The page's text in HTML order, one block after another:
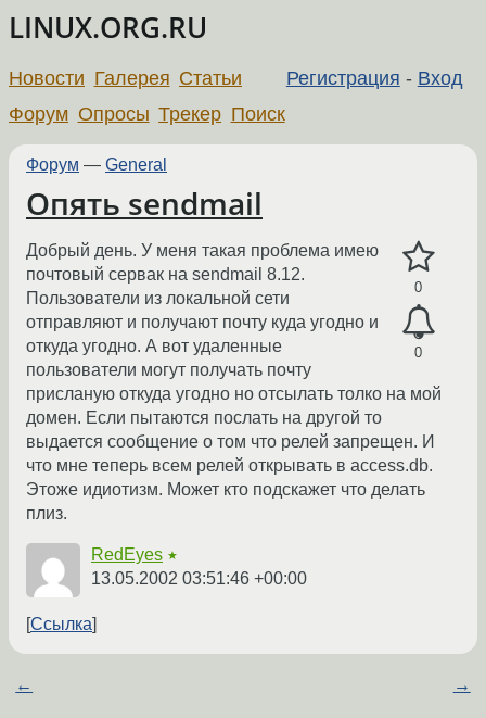
LINUX.ORG.RU
Регистрация - Вход
Новости Галерея Статьи
Форум Опросы Трекер Поиск
Форум — General
Опять sendmail
0
0
Добрый день. У меня такая проблема имею
почтовый сервак на sendmail 8.12.
Пользователи из локальной сети
отправляют и получают почту куда угодно и
откуда угодно. А вот удаленные
пользователи могут получать почту
присланую откуда угодно но отсылать толко на мой
домен. Если пытаются послать на другой то
выдается сообщение о том что релей запрещен. И
что мне теперь всем релей открывать в access.db.
Этоже идиотизм. Может кто подскажет что делать
плиз.
RedEyes ★
13.05.2002 03:51:46 +00:00
Ссылка
← →